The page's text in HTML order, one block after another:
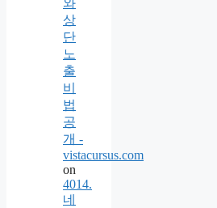
상
단
노
출
비
법
공
개 -
vistacursus.com
on
4014.
네